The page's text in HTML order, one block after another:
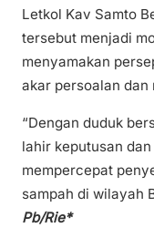
Letkol Kav Samto
tersebut menjadi
menyamakan
akar persoalan dan
“Dengan duduk
lahir keputusan
mempercepat
sampah di wilayah
Pb/Rie*